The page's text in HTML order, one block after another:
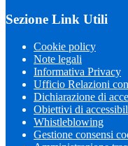
Sezione Link Utili
Cookie policy
Note legali
Informativa Privacy
Ufficio Relazioni
Dichiarazione di
Obiettivi di
Whistleblowing
Gestione consensi